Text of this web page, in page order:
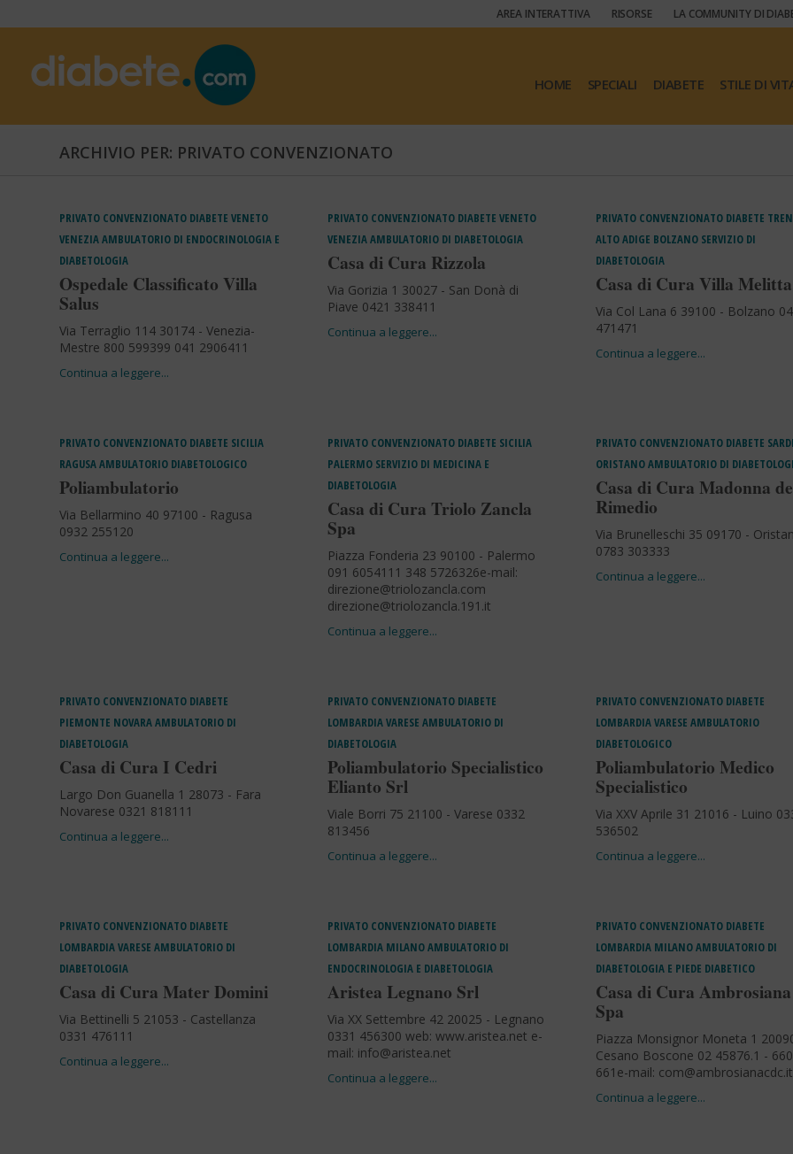
AREA INTERATTIVA RISORSE LA COMMUNITY DI
HOME SPECIALI DIABETE STILE DI
ARCHIVIO PER: PRIVATO CONVENZIONATO
PRIVATO CONVENZIONATO DIABETE VENETO
VENEZIAAMBULATORIO DI ENDOCRINOLOGIA E
DIABETOLOGIA
Ospedale Classificato Villa
Salus
Via Terraglio 114 30174 - Venezia-
Mestre 800 599399 041 2906411
PRIVATO CONVENZIONATO DIABETE VENETO
VENEZIAAMBULATORIO DI DIABETOLOGIA
Casa di Cura Rizzola
Via Gorizia 1 30027 - San Donà di
Piave 0421 338411
PRIVATO CONVENZIONATO DIABETE
ALTO ADIGE BOLZANO SERVIZIO DI
DIABETOLOGIA
Casa di Cura Villa Melitta
Via Col Lana 6 39100 - Bolzano
471471
PRIVATO CONVENZIONATO DIABETE SICILIA
RAGUSAAMBULATORIO DIABETOLOGICO
Poliambulatorio
Via Bellarmino 40 97100 - Ragusa
0932 255120
PRIVATO CONVENZIONATO DIABETE SICILIA
PALERMO SERVIZIO DI MEDICINA E
DIABETOLOGIA
Casa di Cura Triolo Zancla
Spa
Piazza Fonderia 23 90100 - Palermo
091 6054111 348 5726326e-mail:
direzione@triolozancla.com
direzione@triolozancla.191.it
PRIVATO CONVENZIONATO DIABETE
ORISTANOAMBULATORIO DI
Casa di Cura Madonna
Rimedio
Via Brunelleschi 35 09170 -
0783 303333
PRIVATO CONVENZIONATO DIABETE
PIEMONTE NOVARAAMBULATORIO DI
DIABETOLOGIA
Casa di Cura I Cedri
Largo Don Guanella 1 28073 - Fara
Novarese 0321 818111
PRIVATO CONVENZIONATO DIABETE
LOMBARDIAVARESE AMBULATORIO DI
DIABETOLOGIA
Poliambulatorio Specialistico
Elianto Srl
Viale Borri 75 21100 - Varese 0332
813456
PRIVATO CONVENZIONATO DIABETE
LOMBARDIAVARESE AMBULATORIO
DIABETOLOGICO
Poliambulatorio Medico
Specialistico
Via XXV Aprile 31 21016 - Luino
536502
PRIVATO CONVENZIONATO DIABETE
LOMBARDIAVARESE AMBULATORIO DI
DIABETOLOGIA
Casa di Cura Mater Domini
Via Bettinelli 5 21053 - Castellanza
0331 476111
PRIVATO CONVENZIONATO DIABETE
LOMBARDIA MILANOAMBULATORIO DI
ENDOCRINOLOGIA E DIABETOLOGIA
Aristea Legnano Srl
Via XX Settembre 42 20025 - Legnano
0331 456300 web: www.aristea.net e-
mail: info@aristea.net
PRIVATO CONVENZIONATO DIABETE
LOMBARDIA MILANOAMBULATORIO DI
DIABETOLOGIA E PIEDE DIABETICO
Casa di Cura Ambrosiana
Spa
Piazza Monsignor Moneta 1
Cesano Boscone 02 45876.1 -
661e-mail: com@ambrosianacdc.it